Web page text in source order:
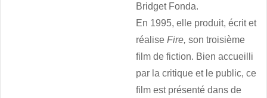
Bridget Fonda.
En 1995, elle produit, écrit et
réalise Fire, son troisième
film de fiction. Bien accueilli
par la critique et le public, ce
film est présenté dans de